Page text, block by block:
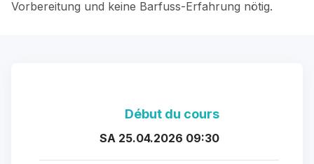
Vorbereitung und keine Barfuss-Erfahrung nötig.
Début du cours
SA 25.04.2026 09:30